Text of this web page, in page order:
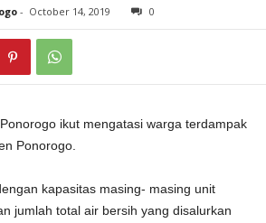
- October 14, 2019 0
ikut mengatasi warga terdampak
Ponorogo.
kapasitas masing- masing unit
jumlah total air bersih yang disalurkan